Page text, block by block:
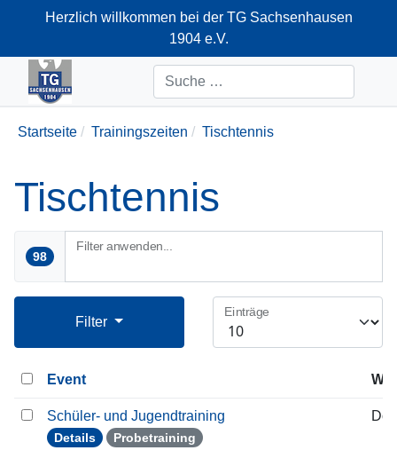
Herzlich willkommen bei der TG Sachsenhausen
1904 e.V.
+49-69-66374712
Suchen
Startseite Trainingszeiten Tischtennis
Tischtennis
98
Filter anwenden...
Filter
Einträge
Event
Schüler- und Jugendtraining
Details Probetraining